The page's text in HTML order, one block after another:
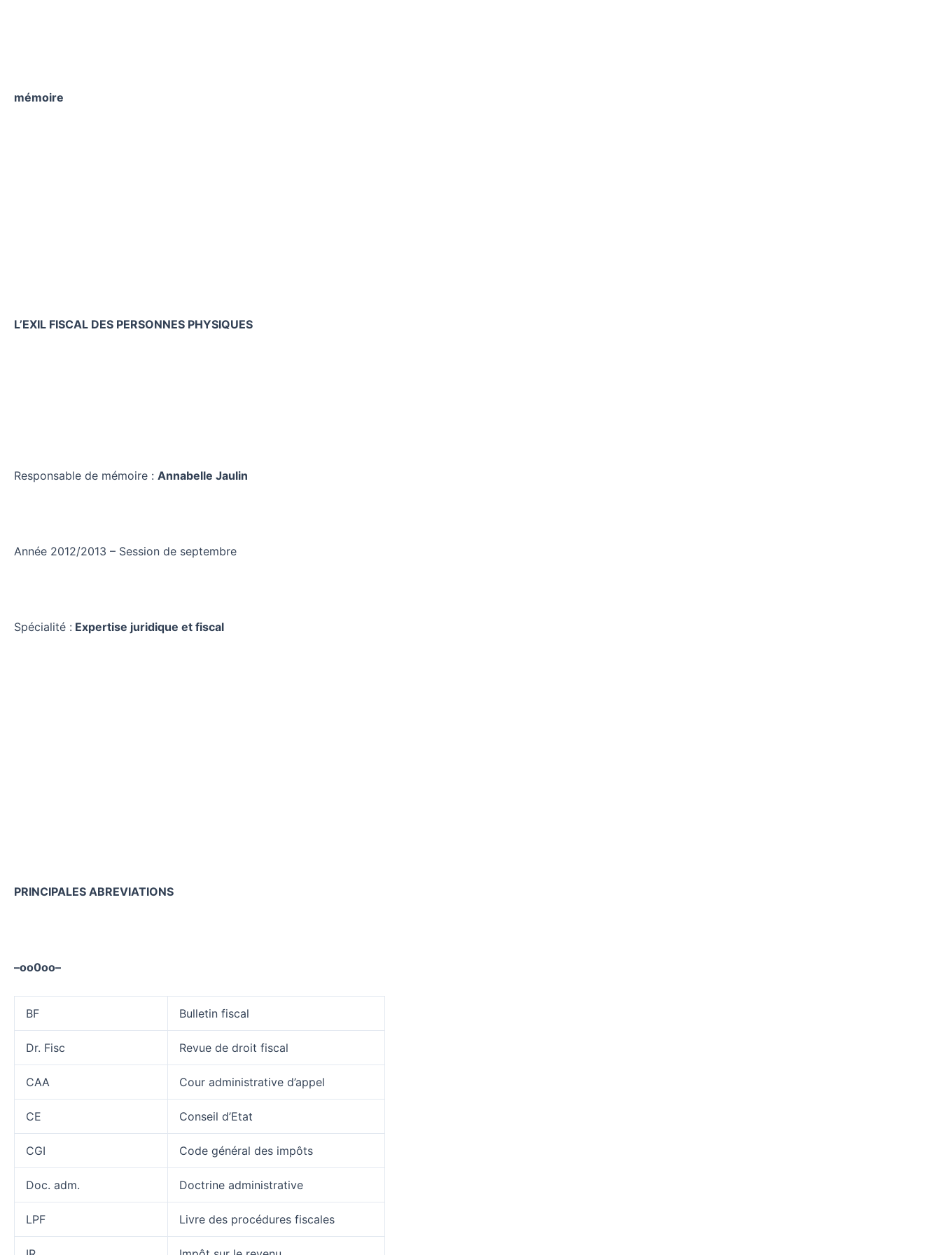
mémoire
L’EXIL FISCAL DES PERSONNES PHYSIQUES
Responsable de mémoire : Annabelle Jaulin
Année 2012/2013 – Session de septembre
Spécialité : Expertise juridique et fiscal
PRINCIPALES ABREVIATIONS
–oo0oo–
BF Bulletin fiscal
Dr. Fisc Revue de droit fiscal
CAA Cour administrative d’appel
CE Conseil d’Etat
CGI Code général des impôts
Doc. adm. Doctrine administrative
LPF Livre des procédures fiscales